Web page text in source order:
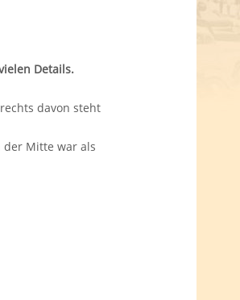
Details.
davon steht
der Mitte war als